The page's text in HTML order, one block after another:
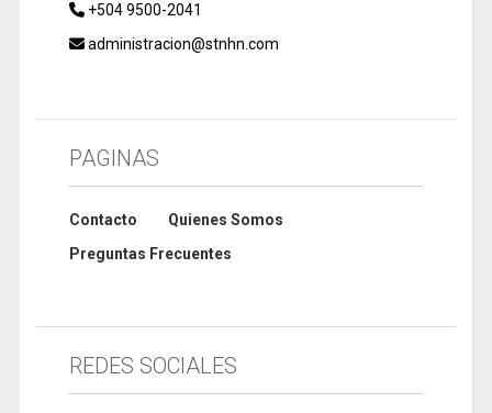
+504 9500-2041
administracion@stnhn.com
PAGINAS
Contacto
Quienes Somos
Preguntas Frecuentes
REDES SOCIALES